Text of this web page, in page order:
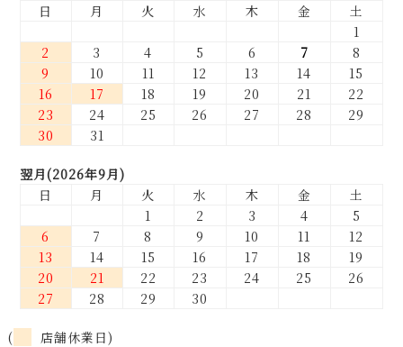
日
月 火 水 木 金
土
1
2
3 4 5 6 7
8
9
10 11 12 13 14
15
16
17 18 19 20 21
22
23
24 25 26 27 28
29
30
31
翌月(2026年9月)
日
月 火 水 木 金
土
1
2 3 4
5
6
7 8 9 10 11
12
13
14 15 16 17 18
19
20
21 22 23 24 25
26
27
28 29 30
( 店舗休業日)